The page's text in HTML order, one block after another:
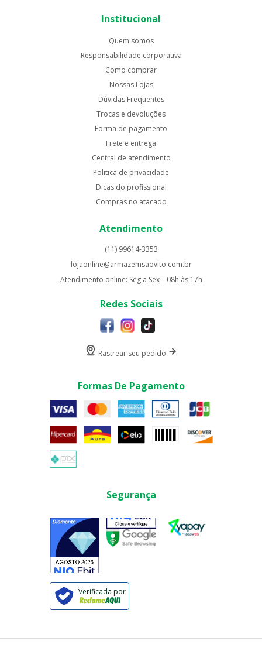
Institucional
Quem somos
Responsabilidade corporativa
Como comprar
Nossas Lojas
Dúvidas Frequentes
Trocas e devoluções
Forma de pagamento
Frete e entrega
Central de atendimento
Politica de privacidade
Dicas do profissional
Compras no atacado
Atendimento
(11) 99614-3353
lojaonline@armazemsaovito.com.br
Atendimento online: Seg a Sex – 08h às 17h
Redes Sociais
Rastrear seu pedido
Formas De Pagamento
Segurança
Verificada por